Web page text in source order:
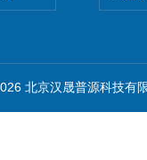
北京汉晟普源科技有